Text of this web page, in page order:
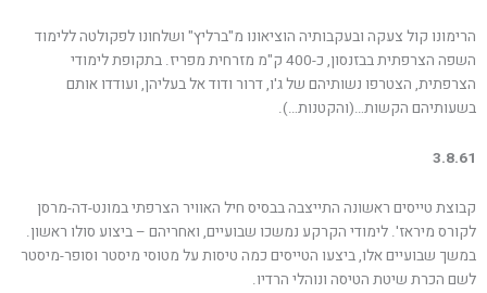
הרימונו קול צעקה ובעקבותיה הוציאונו מ"ברליץ" ושלחונו לפקולטה ללימוד
השפה הצרפתית בבזנסון, כ-400 ק"מ מזרחית מפריז. בתקופת לימודי
הצרפתית, הצטרפו נשותיהם של ג'ו, דרור ודוד אל בעליהן, ועודדו אותם
בשעותיהם הקשות…(והקטנות…).
3.8.61
קבוצת טייסים ראשונה התייצבה בבסיס חיל האוויר הצרפתי במונט-דה-מרסן
לקורס מיראז'. לימודי הקרקע נמשכו שבועיים, ואחריהם – ביצוע סולו ראשון.
במשך שבועיים אלו, ביצעו הטייסים כמה טיסות על מטוסי מיסטר וסופר-מיסטר
לשם הכרת שיטת הטיסה ונוהלי הרדיו.